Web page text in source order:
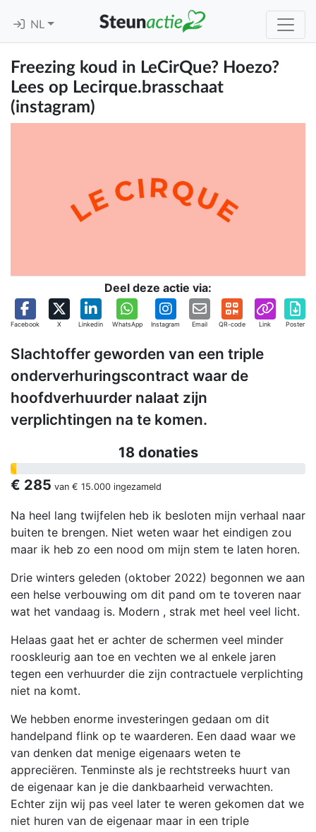
NL
Freezing koud in LeCirQue? Hoezo?
Lees op Lecirque.brasschaat
(instagram)
Deel deze actie via:
Facebook X Linkedin WhatsApp Instagram Email QR-code Link Poster
Slachtoffer geworden van een triple
onderverhuringscontract waar de
hoofdverhuurder nalaat zijn
verplichtingen na te komen.
18 donaties
€ 285 van € 15.000 ingezameld
Na heel lang twijfelen heb ik besloten mijn verhaal naar
buiten te brengen. Niet weten waar het eindigen zou
maar ik heb zo een nood om mijn stem te laten horen.
Drie winters geleden (oktober 2022) begonnen we aan
een helse verbouwing om dit pand om te toveren naar
wat het vandaag is. Modern , strak met heel veel licht.
Helaas gaat het er achter de schermen veel minder
rooskleurig aan toe en vechten we al enkele jaren
tegen een verhuurder die zijn contractuele verplichting
niet na komt.
We hebben enorme investeringen gedaan om dit
handelpand flink op te waarderen. Een daad waar we
van denken dat menige eigenaars weten te
appreciëren. Tenminste als je rechtstreeks huurt van
de eigenaar kan je die dankbaarheid verwachten.
Echter zijn wij pas veel later te weren gekomen dat we
niet huren van de eigenaar maar in een triple